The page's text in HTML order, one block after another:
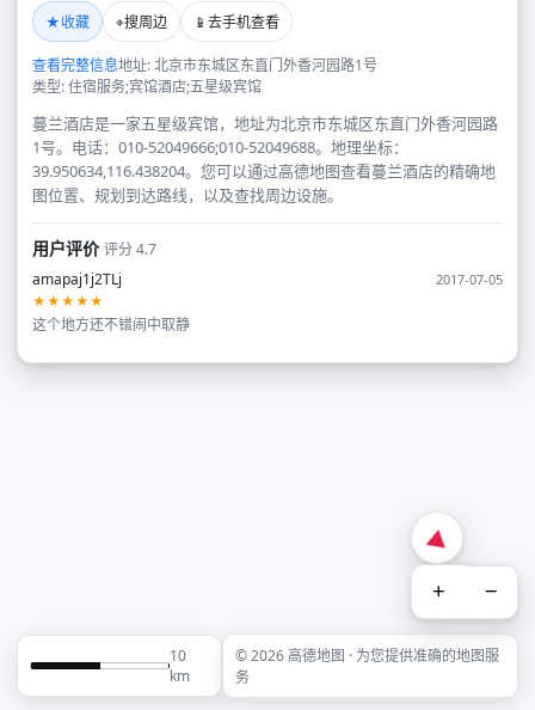
★收藏 ⌖搜周边 📱 去手机查看
查看完整信息地址: 北京市东城区东直门外香河园路1号
类型: 住宿服务;宾馆酒店;五星级宾馆
蔓兰酒店是一家五星级宾馆，地址为北京市东城区东直门外香河园路
1号。电话：010-52049666;010-52049688。地理坐标：
39.950634,116.438204。您可以通过高德地图查看蔓兰酒店的精确地
图位置、规划到达路线，以及查找周边设施。
用户评价评分 4.7
amapaj1j2TLj
2017-07-05
★★★★★
这个地方还不错闹中取静
+ −
10
km
© 2026 高德地图 · 为您提供准确的地图服
务